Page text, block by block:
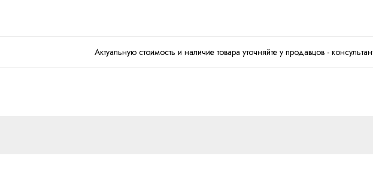
Актуальную стоимость и наличие товара уточняйте у продавцов -